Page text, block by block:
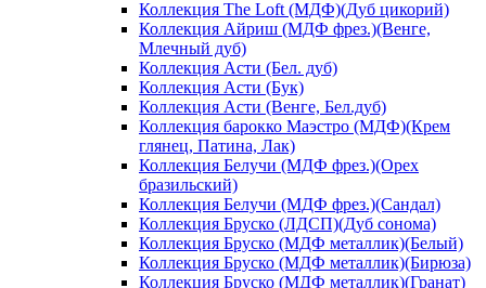
Коллекция The Loft (МДФ)(Дуб цикорий)
Коллекция Айриш (МДФ фрез.)(Венге,
Млечный дуб)
Коллекция Асти (Бел. дуб)
Коллекция Асти (Бук)
Коллекция Асти (Венге, Бел.дуб)
Коллекция барокко Маэстро (МДФ)(Крем
глянец, Патина, Лак)
Коллекция Белучи (МДФ фрез.)(Орех
бразильский)
Коллекция Белучи (МДФ фрез.)(Сандал)
Коллекция Бруско (ЛДСП)(Дуб сонома)
Коллекция Бруско (МДФ металлик)(Белый)
Коллекция Бруско (МДФ металлик)(Бирюза)
Коллекция Бруско (МДФ металлик)(Гранат)